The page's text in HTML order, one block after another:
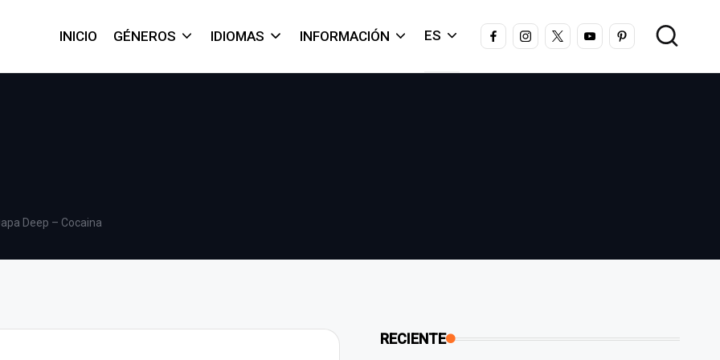
INICIO GÉNEROS IDIOMAS INFORMACIÓN ES FACEBOOKINSTAGRAM
X YOUTUBEPINTEREST
Deep – Cocaina
RECIENTE